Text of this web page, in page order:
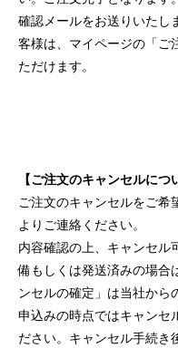
確認メールをお送りいたし
客様は、マイページの「ご
ただけます。
【ご注文のキャンセルにつ
ご注文のキャンセルをご希
よりご連絡ください。
内容確認の上、キャンセル
備もしくは発送済みの場合
ンセルの確定」は当社から
申込みの時点ではキャンセ
ださい。キャンセル手続き